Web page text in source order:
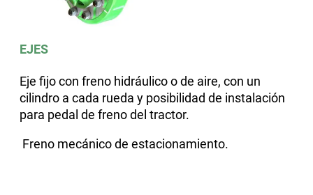
EJES
Eje fijo con freno hidráulico o de aire, con un
cilindro a cada rueda y posibilidad de instalación
para pedal de freno del tractor.
Freno mecánico de estacionamiento.